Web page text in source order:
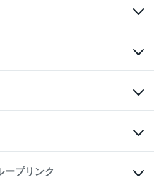
ー
用の相談・お問い合わせ窓口）
どの送付停止について
ブライダルクラブ
タッフ株式会社まで
ープリンク